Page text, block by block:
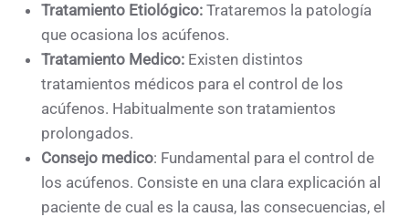
Tratamiento Etiológico: Trataremos la patología
que ocasiona los acúfenos.
Tratamiento Medico: Existen distintos
tratamientos médicos para el control de los
acúfenos. Habitualmente son tratamientos
prolongados.
Consejo medico: Fundamental para el control de
los acúfenos. Consiste en una clara explicación al
paciente de cual es la causa, las consecuencias, el